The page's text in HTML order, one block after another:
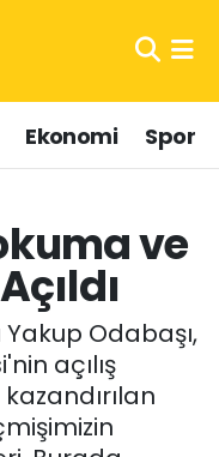
Ekonomi Spor
ve
Odabaşı,
açılış
Fikstür